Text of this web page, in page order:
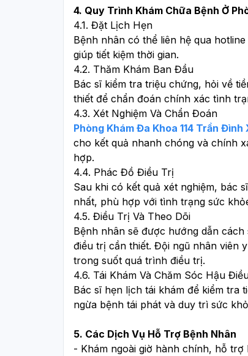
4. Quy Trình Khám Chữa Bệnh Ở
4.1. Đặt Lịch Hẹn
Bệnh nhân có thể liên hệ qua
giúp tiết kiệm thời gian.
4.2. Thăm Khám Ban Đầu
Bác sĩ kiểm tra triệu chứng, hỏi về
thiết để chẩn đoán chính xác tình
4.3. Xét Nghiệm Và Chẩn Đoán
Phòng Khám Đa Khoa 114 Trần Đình
cho kết quả nhanh chóng và chính
hợp.
4.4. Phác Đồ Điều Trị
Sau khi có kết quả xét nghiệm, bác
nhất, phù hợp với tình trạng sức
4.5. Điều Trị Và Theo Dõi
Bệnh nhân sẽ được hướng dẫn
điều trị cần thiết. Đội ngũ nhân viên
trong suốt quá trình điều trị.
4.6. Tái Khám Và Chăm Sóc Hậu
Bác sĩ hẹn lịch tái khám để kiểm
ngừa bệnh tái phát và duy trì sức
5. Các Dịch Vụ Hỗ Trợ Bệnh Nhân
- Khám ngoài giờ hành chính, hỗ